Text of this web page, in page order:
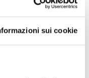
sui cookie
PLUS LAB